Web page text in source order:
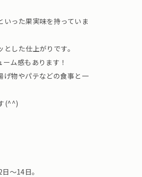
った果実味を持っていま
した仕上がりです。
ム感もあります！
げ物やパテなどの食事と一
(^^)
～14日。